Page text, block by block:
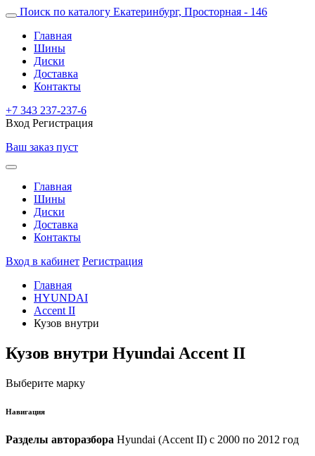
Поиск по каталогу Екатеринбург, Просторная - 146
Главная
Шины
Диски
Доставка
Контакты
+7 343 237-237-6
Вход Регистрация
Ваш заказ пуст
Главная
Шины
Диски
Доставка
Контакты
Вход в кабинет Регистрация
Главная
HYUNDAI
Accent II
Кузов внутри
Кузов внутри Hyundai Accent II
Выберите марку
Навигация
Разделы авторазбора Hyundai (Accent II) с 2000 по 2012 год